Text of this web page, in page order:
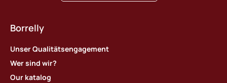
Borrelly
Unser Qualitätsengagement
Wer sind wir?
Our katalog